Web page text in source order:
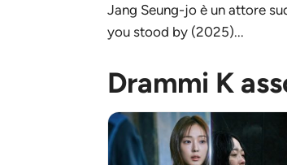
Jang Seung-jo è un attore
you stood by (2025)...
Drammi K